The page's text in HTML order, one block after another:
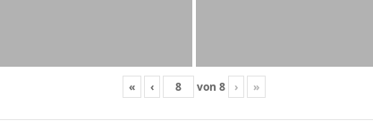
« ‹ von 8 › »